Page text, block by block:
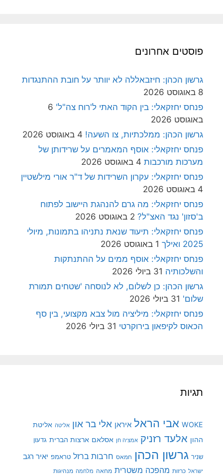
פוסטים אחרונים
גרשון הכהן: חיזבאללה לא יוותר על חובת ההתנגדות
8 באוגוסט 2026
פנחס יחזקאלי: בין הקוד האתי ל'רוח צה"ל' 6
באוגוסט 2026
גרשון הכהן: ממלכתיות, צו השעה! 4 באוגוסט 2026
פנחס יחזקאלי: אוסף המאמרים על שרידותן של
מערכות מורכבות 4 באוגוסט 2026
פנחס יחזקאלי: עקרון השרידות של ד"ר אורי מילשטיין
4 באוגוסט 2026
פנחס יחזקאלי: מה גרם להנהגת היישוב לפתוח
ב'סזון' נגד האצ"ל? 2 באוגוסט 2026
פנחס יחזקאלי: תיעוד שנאת נתניהו בתמונות, מיולי
2025 ואילך
1 באוגוסט 2026
פנחס יחזקאלי: אוסף ממים על ההתנתקות
והשלכותיה 31 ביולי 2026
גרשון הכהן: כן לשלום, לא לנוסחה 'שטחים תמורת
שלום' 31 ביולי 2026
פנחס יחזקאלי: מיליציה מול צבא מקצועי, בין סף
הכאוס לקיפאון בירוקרטי 31 ביולי 2026
תגיות
WOKE אבי הראל איראן אלי בר און אליטה אליטת
ההון אלעד רזניק אמציה חן אסלאם ארצות הברית גדעון
שניר גרשון הכהן חמאס חרבות ברזל טראמפ יאיר רגב
ישראל כרזות מהפכה משטרית מחאה מלחמה מנהיגות